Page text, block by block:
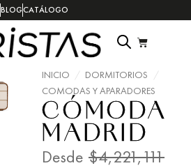
BLOGCATÁLOGO
INICIO / DORMITORIOS
/
COMODAS Y APARADORES
CÓMODA
MADRID
Desde $4,221,111